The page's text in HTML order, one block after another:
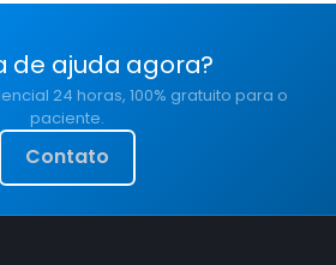
de ajuda agora?
24 horas, 100% gratuito para o
paciente.
Contato